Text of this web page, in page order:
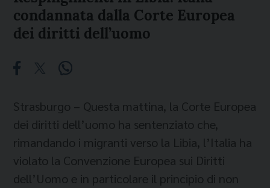
condannata dalla Corte Europea
dei diritti dell’uomo
Strasburgo – Questa mattina, la Corte Europea
dei diritti dell’uomo ha sentenziato che,
rimandando i migranti verso la Libia, l’Italia ha
violato la Convenzione Europea sui Diritti
dell’Uomo e in particolare il principio di non